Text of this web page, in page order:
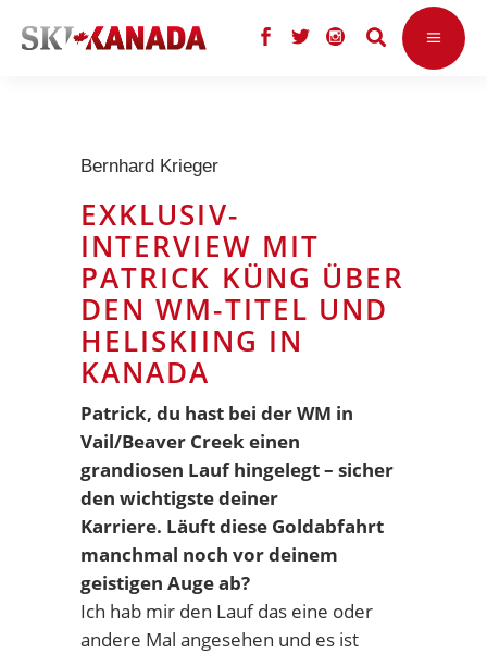
Bernhard Krieger
EXKLUSIV-
INTERVIEW MIT
PATRICK KÜNG ÜBER
DEN WM-TITEL UND
HELISKIING IN
KANADA
Patrick, du hast bei der WM in
Vail/Beaver Creek einen
grandiosen Lauf hingelegt – sicher
den wichtigste deiner
Karriere. Läuft diese Goldabfahrt
manchmal noch vor deinem
geistigen Auge ab?
Ich hab mir den Lauf das eine oder
andere Mal angesehen und es ist